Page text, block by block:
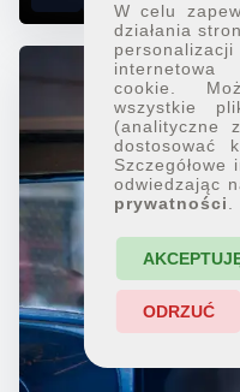
W celu
działania
cookie.
wszystkie
(analityczne
dostosować
Szczegółowe
odwiedzając
prywatności
ODRZUĆ